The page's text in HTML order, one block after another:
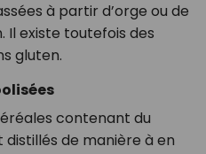
à partir d’orge ou de
Il existe toutefois des
gluten.
contenant du
de manière à en